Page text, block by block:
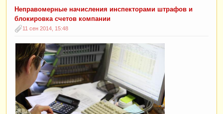
Неправомерные начисления инспекторами штрафов и
блокировка счетов компании
11 сен 2014, 15:48